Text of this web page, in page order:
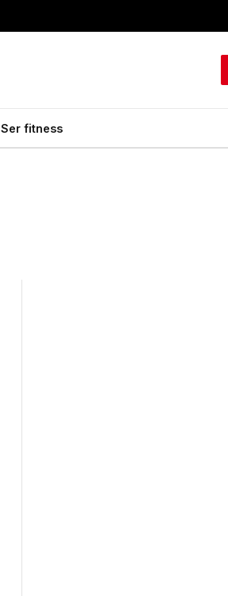
Ser fitness